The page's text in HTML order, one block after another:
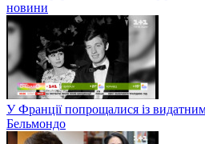
новини
У Франції попрощалися із
Бельмондо